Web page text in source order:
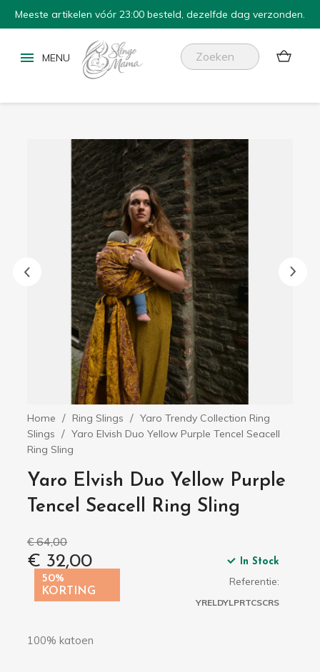
Meeste artikelen vóór 23:00 besteld, dezelfde dag verzonden.

Home Ring Slings
Yaro Trendy Collection Ring
Slings
Yaro Elvish Duo Yellow Purple Tencel Seacell
Ring Sling
Yaro Elvish Duo Yellow Purple
Tencel Seacell Ring Sling
€ 64,00
€ 32,00
50%
KORTING
In Stock
Referentie:
YRELDYLPRTCSCRS
100% katoen